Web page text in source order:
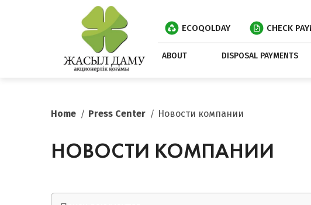
ECOQOLDAY CHECK
ABOUT DISPOSAL PAYMENTS
Home Press Center Новости компании
НОВОСТИ КОМПАНИИ